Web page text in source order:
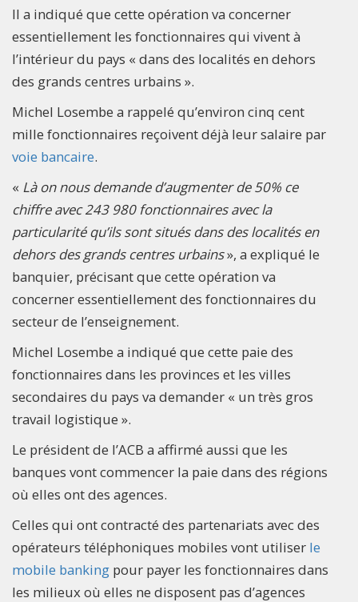
Il a indiqué que cette opération va concerner
essentiellement les fonctionnaires qui vivent à
l’intérieur du pays « dans des localités en dehors
des grands centres urbains ».
Michel Losembe a rappelé qu’environ cinq cent
mille fonctionnaires reçoivent déjà leur salaire par
voie bancaire.
« Là on nous demande d’augmenter de 50% ce
chiffre avec 243 980 fonctionnaires avec la
particularité qu’ils sont situés dans des localités en
dehors des grands centres urbains», a expliqué le
banquier, précisant que cette opération va
concerner essentiellement des fonctionnaires du
secteur de l’enseignement.
Michel Losembe a indiqué que cette paie des
fonctionnaires dans les provinces et les villes
secondaires du pays va demander « un très gros
travail logistique ».
Le président de l’ACB a affirmé aussi que les
banques vont commencer la paie dans des régions
où elles ont des agences.
Celles qui ont contracté des partenariats avec des
opérateurs téléphoniques mobiles vont utiliser le
mobile banking pour payer les fonctionnaires dans
les milieux où elles ne disposent pas d’agences